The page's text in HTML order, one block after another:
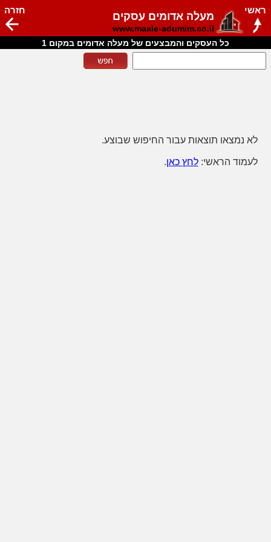
מעלה אדומים עסקים
www.maale-adumim.co.il
חזרה ראשי
כל העסקים והמבצעים של מעלה אדומים במקום 1
לא נמצאו תוצאות עבור החיפוש שבוצע.
לעמוד הראשי:לחץ כאן.